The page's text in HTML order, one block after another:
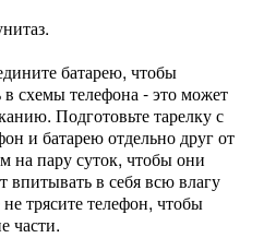
батарею, чтобы
в схемы телефона - это может
Подготовьте тарелку с
и батарею отдельно друг от
на пару суток, чтобы они
впитывать в себя всю влагу
трясите телефон, чтобы
части.